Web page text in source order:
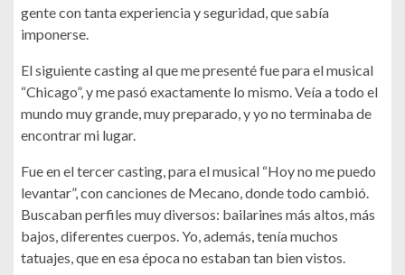
gente con tanta experiencia y seguridad, que sabía
imponerse.
El siguiente casting al que me presenté fue para el musical
“Chicago”, y me pasó exactamente lo mismo. Veía a todo el
mundo muy grande, muy preparado, y yo no terminaba de
encontrar mi lugar.
Fue en el tercer casting, para el musical “Hoy no me puedo
levantar”, con canciones de Mecano, donde todo cambió.
Buscaban perfiles muy diversos: bailarines más altos, más
bajos, diferentes cuerpos. Yo, además, tenía muchos
tatuajes, que en esa época no estaban tan bien vistos.